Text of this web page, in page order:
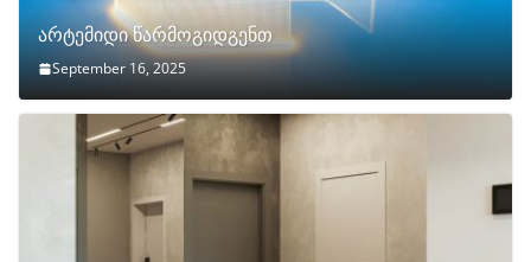
არტემიდი წარმოგიდგენთ
September 16, 2025